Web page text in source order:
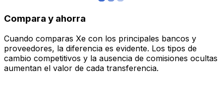
Compara y ahorra
Cuando comparas Xe con los principales bancos y
proveedores, la diferencia es evidente. Los tipos de
cambio competitivos y la ausencia de comisiones ocultas
aumentan el valor de cada transferencia.